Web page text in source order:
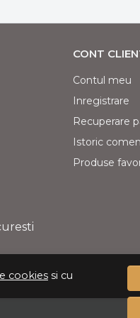
cookies si cu
CONT
Contul meu
Inregistrare
Recuperare
Istoric
Produse